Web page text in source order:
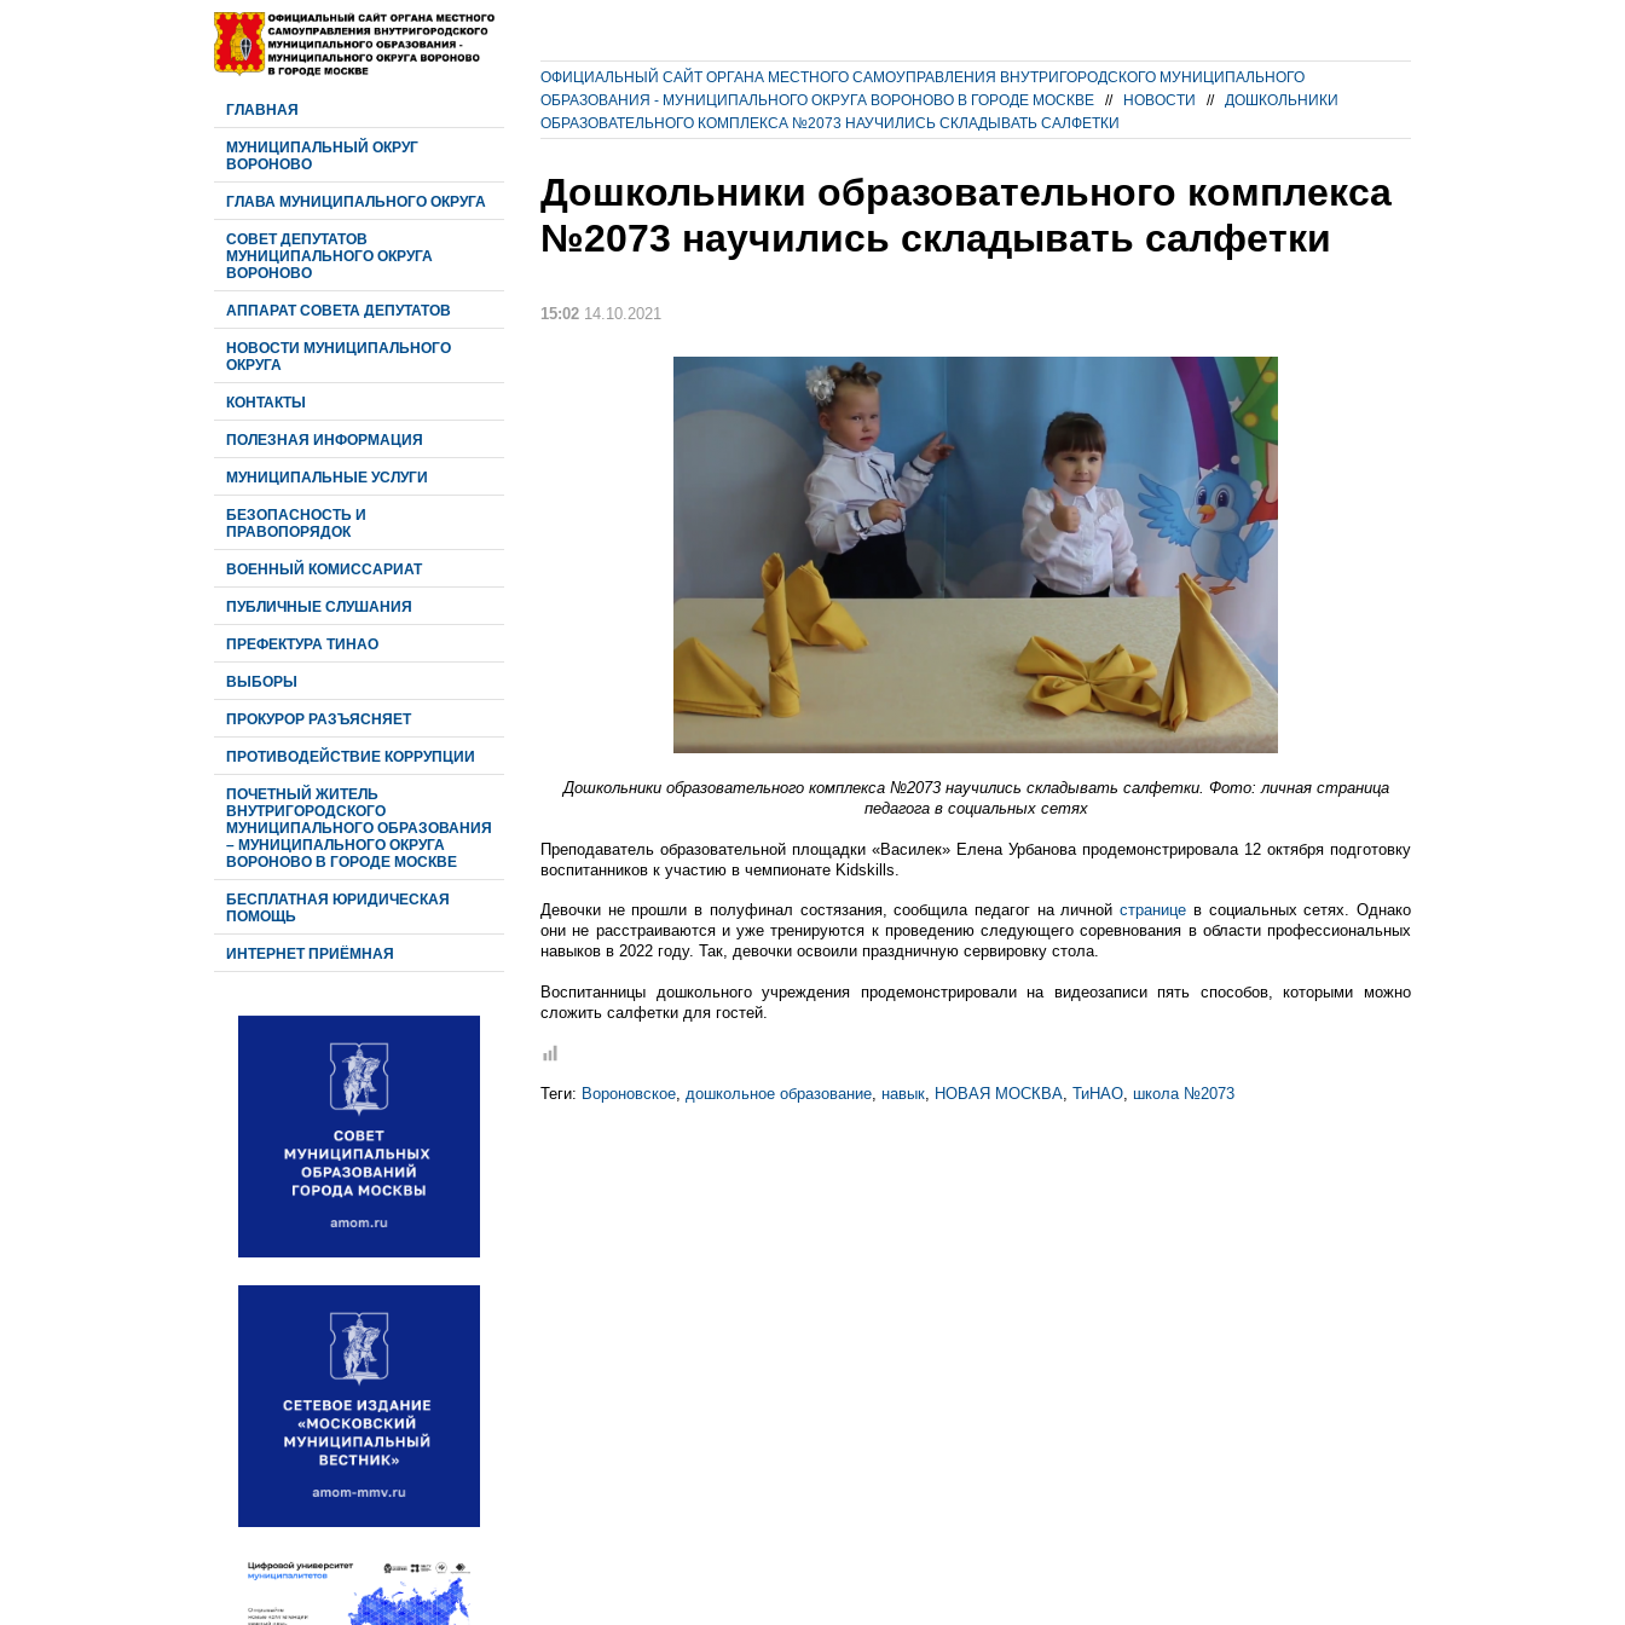
ГЛАВНАЯ
МУНИЦИПАЛЬНЫЙ ОКРУГ
ВОРОНОВО
ГЛАВА МУНИЦИПАЛЬНОГО ОКРУГА
CОВЕТ ДЕПУТАТОВ
МУНИЦИПАЛЬНОГО ОКРУГА
ВОРОНОВО
АППАРАТ СОВЕТА ДЕПУТАТОВ
НОВОСТИ МУНИЦИПАЛЬНОГО
ОКРУГА
КОНТАКТЫ
ПОЛЕЗНАЯ ИНФОРМАЦИЯ
МУНИЦИПАЛЬНЫЕ УСЛУГИ
БЕЗОПАСНОСТЬ И
ПРАВОПОРЯДОК
ВОЕННЫЙ КОМИССАРИАТ
ПУБЛИЧНЫЕ СЛУШАНИЯ
ПРЕФЕКТУРА ТИНАО
ВЫБОРЫ
ПРОКУРОР РАЗЪЯСНЯЕТ
ПРОТИВОДЕЙСТВИЕ КОРРУПЦИИ
ПОЧЕТНЫЙ ЖИТЕЛЬ
ВНУТРИГОРОДСКОГО
МУНИЦИПАЛЬНОГО ОБРАЗОВАНИЯ
– МУНИЦИПАЛЬНОГО ОКРУГА
ВОРОНОВО В ГОРОДЕ МОСКВЕ
БЕСПЛАТНАЯ ЮРИДИЧЕСКАЯ
ПОМОЩЬ
ИНТЕРНЕТ ПРИЁМНАЯ
ОФИЦИАЛЬНЫЙ САЙТ ОРГАНА МЕСТНОГО САМОУПРАВЛЕНИЯ ВНУТРИГОРОДСКОГО МУНИЦИПАЛЬНОГО
ОБРАЗОВАНИЯ - МУНИЦИПАЛЬНОГО ОКРУГА ВОРОНОВО В ГОРОДЕ МОСКВЕ
// НОВОСТИ //
ДОШКОЛЬНИКИ
ОБРАЗОВАТЕЛЬНОГО КОМПЛЕКСА №2073 НАУЧИЛИСЬ СКЛАДЫВАТЬ САЛФЕТКИ
Дошкольники образовательного комплекса
№2073 научились складывать салфетки
15:02 14.10.2021
Дошкольники образовательного комплекса №2073 научились складывать салфетки. Фото: личная страница
педагога в социальных сетях
Преподаватель образовательной площадки «Василек» Елена Урбанова продемонстрировала 12 октября подготовку
воспитанников к участию в чемпионате Kidskills.
Девочки не прошли в полуфинал состязания, сообщила педагог на личнойстранице в социальных сетях. Однако
они не расстраиваются и уже тренируются к проведению следующего соревнования в области профессиональных
навыков в 2022 году. Так, девочки освоили праздничную сервировку стола.
Воспитанницы дошкольного учреждения продемонстрировали на видеозаписи пять способов, которыми можно
сложить салфетки для гостей.
Теги: Вороновское дошкольное образование навык НОВАЯ МОСКВА ТиНАО школа №2073